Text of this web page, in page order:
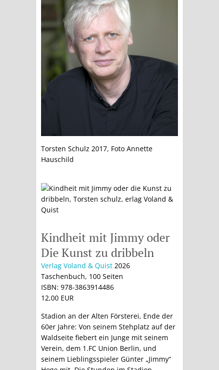
Torsten Schulz 2017, Foto Annette
Hauschild
Kindheit mit Jimmy oder
Die Kunst zu dribbeln
Verlag Voland & Quist 2026
Taschenbuch, 100 Seiten
ISBN: 978-3863914486
12,00 EUR
Stadion an der Alten Försterei, Ende der
60er Jahre: Von seinem Stehplatz auf der
Waldseite fiebert ein Junge mit seinem
Verein, dem 1.FC Union Berlin, und
seinem Lieblingsspieler Günter „Jimmy“